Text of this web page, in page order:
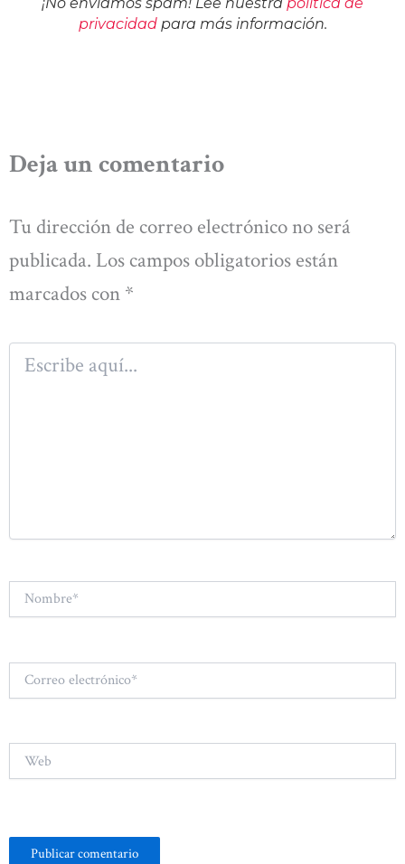
privacidadpara más información.
Deja un comentario
Tu dirección de correo electrónico no será
publicada. Los campos obligatorios están
marcados con *
Escribe
aquí...
Nombre*
electrónico*